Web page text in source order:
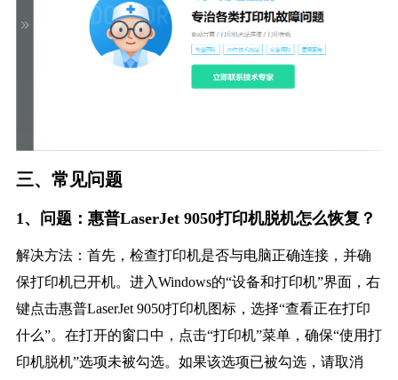
三、常见问题
1、问题：惠普LaserJet 9050打印机脱机怎么恢复？
解决方法：首先，检查打印机是否与电脑正确连接，并确
保打印机已开机。进入Windows的“设备和打印机”界面，右
键点击惠普LaserJet 9050打印机图标，选择“查看正在打印
什么”。在打开的窗口中，点击“打印机”菜单，确保“使用打
印机脱机”选项未被勾选。如果该选项已被勾选，请取消